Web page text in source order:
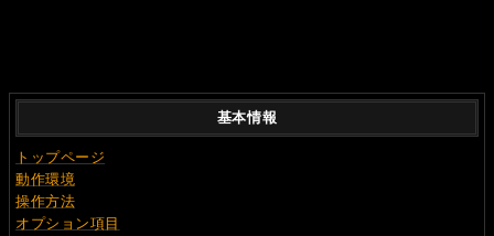
基本情報
トップページ
動作環境
操作方法
オプション項目